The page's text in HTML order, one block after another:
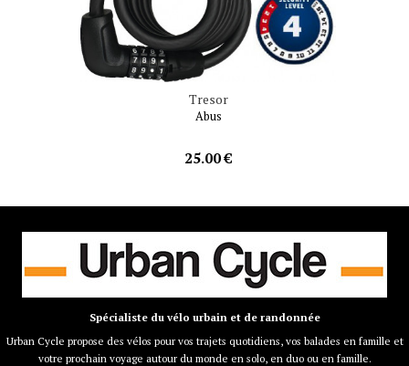
Tresor
Abus
25.00 €
Spécialiste du vélo urbain et de randonnée
Urban Cycle propose des vélos pour vos trajets quotidiens, vos balades en famille et
votre prochain voyage autour du monde en solo, en duo ou en famille.